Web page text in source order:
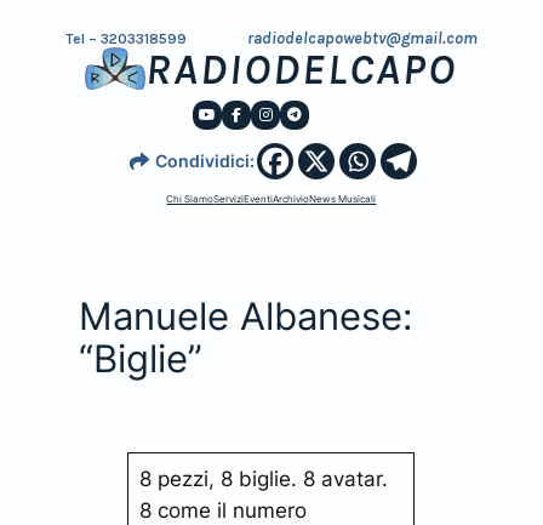
Tel – 3203318599 radiodelcapowebtv@gmail.com
RADIODELCAPO
Condividici:
Chi SiamoServiziEventiArchivioNews Musicali
Manuele Albanese:
“Biglie”
8 pezzi, 8 biglie. 8 avatar.
8 come il numero